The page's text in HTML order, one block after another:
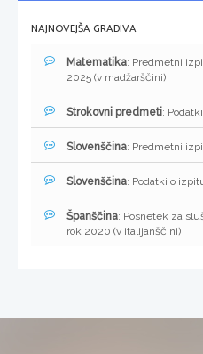
NAJNOVEJŠA GRADIVA
Matematika: Predmetni
2025 (v madžarščini)
Strokovni predmeti:
Slovenščina: Predmetni
Slovenščina: Podatki o
Španščina: Posnetek za
rok 2020 (v italijanščini)